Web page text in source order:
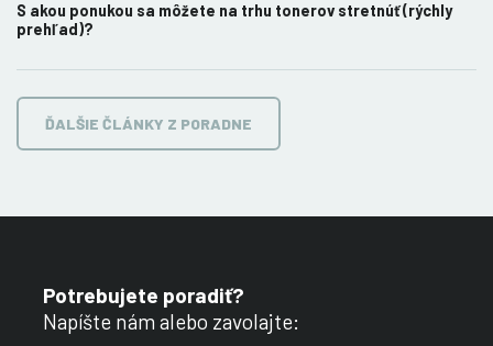
S akou ponukou sa môžete na trhu tonerov stretnúť (rýchly
prehľad)?
ĎALŠIE ČLÁNKY Z PORADNE
Potrebujete poradiť?
Napíšte nám alebo zavolajte: